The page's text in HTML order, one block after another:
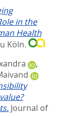
in the
Health
Köln.
,
Journal of